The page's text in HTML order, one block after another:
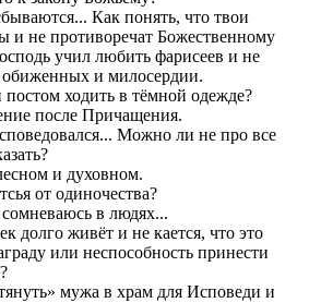
Как понять, что твои
и не противоречат Божественному
учил любить фарисеев и не
и милосердии.
ходить в тёмной одежде?
после Причащения.
Можно ли не про все
и духовном.
от одиночества?
в людях...
долго живёт и не кается, что это
или неспособность принести
мужа в храм для Исповеди и